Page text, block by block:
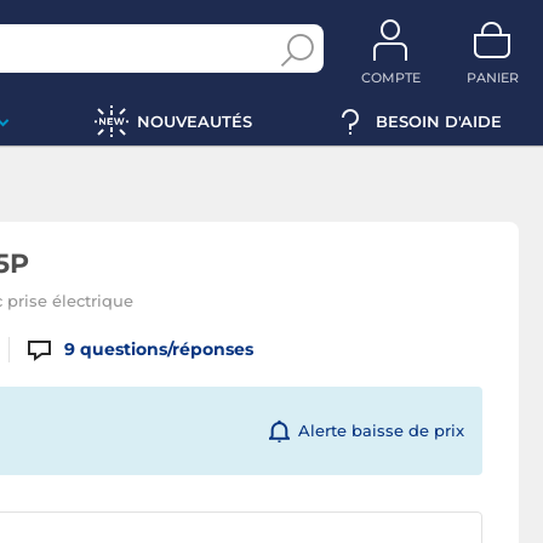
COMPTE PANIER
NOUVEAUTÉS BESOIN D'AIDE
prise électrique
9 questions/réponses
Alerte baisse de prix